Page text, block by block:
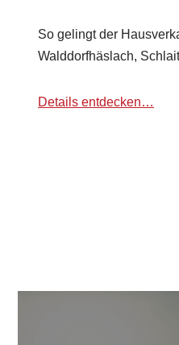
So gelingt der
Walddorfhäslach,
Details entdecken…